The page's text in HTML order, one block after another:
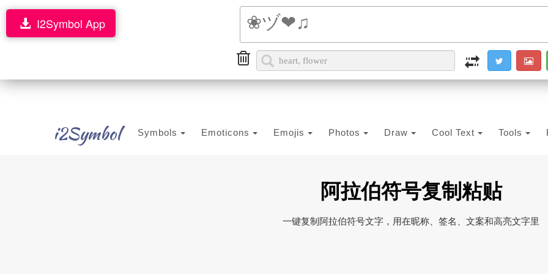
i2Symbol Symbols Emoticons Emojis Photos Draw Cool Text Tools
I2Symbol App
阿拉伯符号复制粘贴
一键复制阿拉伯符号文字，用在昵称、签名、文案和高亮文字里